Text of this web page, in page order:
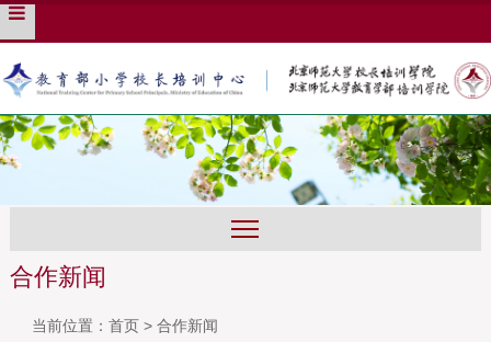
合作新闻
当前位置： 首页> 合作新闻